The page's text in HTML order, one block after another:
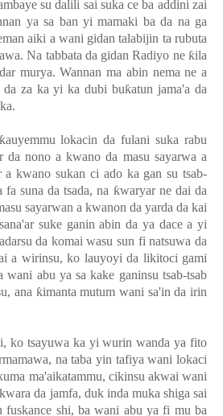
su dalili sai suka ce ba addini zai
ya sa ban yi mamaki ba da na ga
aiki a wani gidan talabijin ta rubuta
. Na tabbata da gidan Radiyo ne ƙila
murya. Wannan ma abin nema ne a
za ka yi ka dubi buƙatun jama'a da
ƙauyemmu lokacin da fulani suka rabu
da nono a kwano da masu sayarwa a
a kwano sukan ci ado ka gan su tsab-
fa suna da tsada, na ƙwaryar ne dai da
sayarwan a kwanon da yarda da kai
suke ganin abin da ya dace a yi
da komai wasu sun fi natsuwa da
a wirinsu, ko lauyoyi da likitoci gami
wani abu ya sa kake ganinsu tsab-tsab
ana ƙimanta mutum wani sa'in da irin
ko tsayuwa ka yi wurin wanda ya fito
na taba yin tafiya wani lokaci
ma'aikatammu, cikinsu akwai wani
da jamfa, duk inda muka shiga sai
fuskance shi, ba wani abu ya fi mu ba